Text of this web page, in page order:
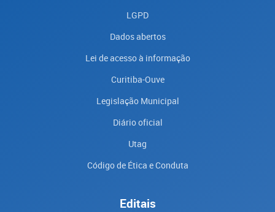
LGPD
Dados abertos
Lei de acesso à informação
Curitiba-Ouve
Legislação Municipal
Diário oficial
Utag
Código de Ética e Conduta
Editais